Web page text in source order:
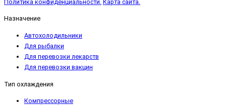
Политика конфиденциальности. Карта сайта.
Назначение
Автохолодильники
Для рыбалки
Для перевозки лекарств
Для перевозки вакцин
Тип охлаждения
Компрессорные